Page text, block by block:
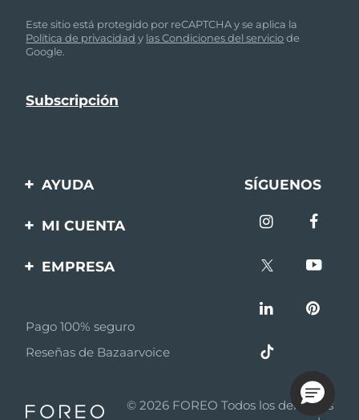
Este sitio está protegido por reCAPTCHA y se aplica la
Política de privacidad y las Condiciones del serviciode
Google.
AYUDA
Contáctanos
batería
SÍGUENOS
MI CUENTA
Registro de productos
EMPRESA
Afiliados
Noticias de afiliados
Pago 100% seguro
Reseñas de Bazaarvoice
© 2026 FOREO Todos los derechos